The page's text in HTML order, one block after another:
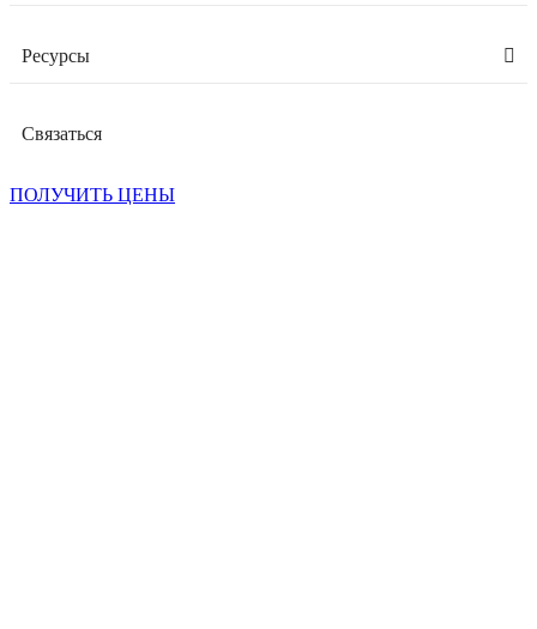
Ресурсы
Связаться
ПОЛУЧИТЬ ЦЕНЫ